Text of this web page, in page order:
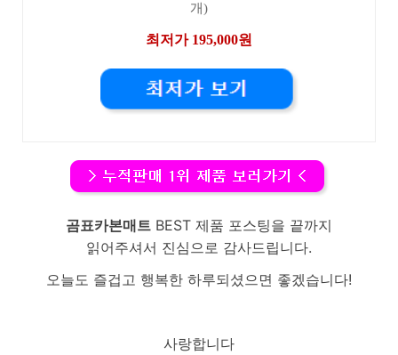
개)
최저가 195,000원
곰표카본매트 BEST 제품 포스팅을 끝까지
읽어주셔서 진심으로 감사드립니다.
오늘도 즐겁고 행복한 하루되셨으면 좋겠습니다!
사랑합니다